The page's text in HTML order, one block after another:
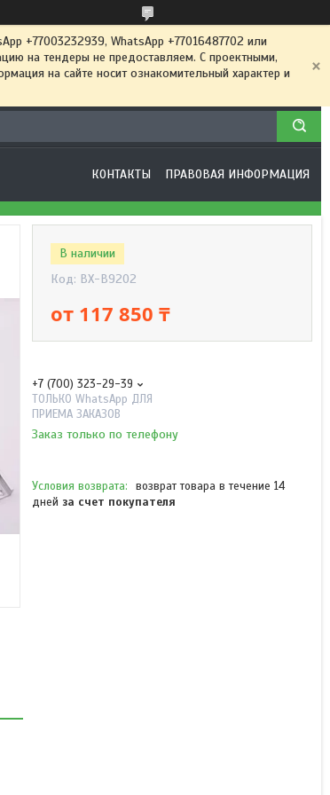
WhatsApp +77016487702 или
на тендеры не предоставляем. С проектными,
на сайте носит ознакомительный характер и
КОНТАКТЫ ПРАВОВАЯ ИНФОРМАЦИЯ
В наличии
Код: BX-B9202
от 117 850 ₸
+7 (700) 323-29-39
ТОЛЬКО WhatsApp ДЛЯ
ПРИЕМА ЗАКАЗОВ
Заказ только по телефону
возврат товара в течение 14
дней за счет покупателя